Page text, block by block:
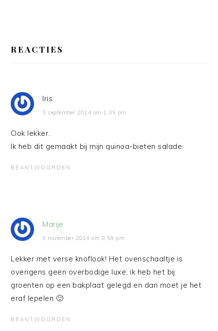
INTERACTIES
REACTIES
Iris
3 september 2014 om 1:35 pm
Ook lekker.
Ik heb dit gemaakt bij mijn quinoa-bieten salade.
BEANTWOORDEN
Marije
5 november 2014 om 8:59 pm
Lekker met verse knoflook! Het ovenschaaltje is
overigens geen overbodige luxe; ik heb het bij
groenten op een bakplaat gelegd en dan moet je het
eraf lepelen 🙂
BEANTWOORDEN